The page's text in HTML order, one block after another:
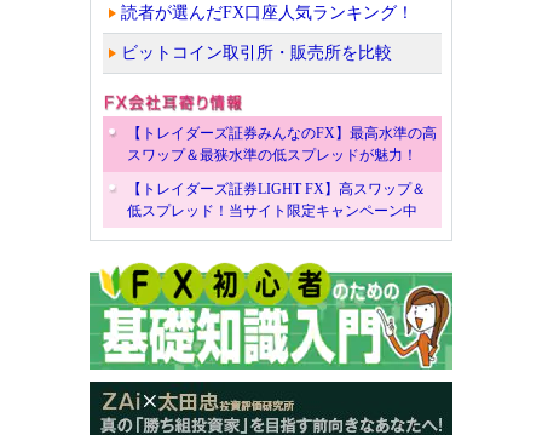
読者が選んだFX口座人気ランキング！
ビットコイン取引所・販売所を比較
【トレイダーズ証券みんなのFX】最高水準の高
スワップ＆最狭水準の低スプレッドが魅力！
【トレイダーズ証券LIGHT FX】高スワップ＆
低スプレッド！当サイト限定キャンペーン中